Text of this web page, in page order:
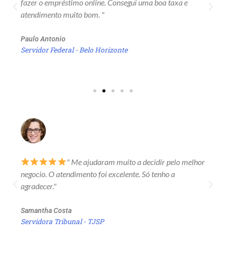
fazer o empréstimo online. Consegui uma boa taxa e
atendimento muito bom. "
Paulo Antonio
Servidor Federal - Belo Horizonte
" Me ajudaram muito a decidir pelo melhor
negocio. O atendimento foi excelente. Só tenho a
agradecer."
Samantha Costa
Servidora Tribunal - TJSP